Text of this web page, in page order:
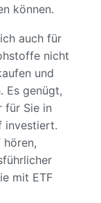
können.
auch für
nicht
und
Es genügt,
für Sie in
investiert.
hören,
mit ETF